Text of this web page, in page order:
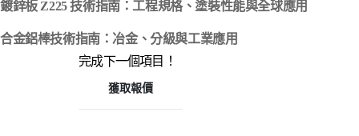
鍍鋅板 Z225 技術指南：工程規格、塗裝性能與全球應用
合金鋁棒技術指南：冶金、分級與工業應用
完成下一個項目！
獲取報價